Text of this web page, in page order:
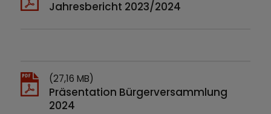
Jahresbericht 2023/2024
(27,16 MB)
Präsentation Bürgerversammlung
2024